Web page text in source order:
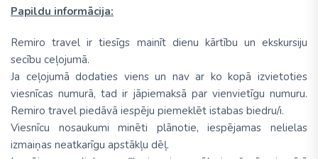
Papildu informācija:
Remiro travel ir tiesīgs mainīt dienu kārtību un ekskursiju
secību ceļojumā.
Ja ceļojumā dodaties viens un nav ar ko kopā izvietoties
viesnīcas numurā, tad ir jāpiemaksā par vienvietīgu numuru.
Remiro travel piedāvā iespēju piemeklēt istabas biedru/i.
Viesnīcu nosaukumi minēti plānotie, iespējamas nelielas
izmaiņas neatkarīgu apstākļu dēļ.